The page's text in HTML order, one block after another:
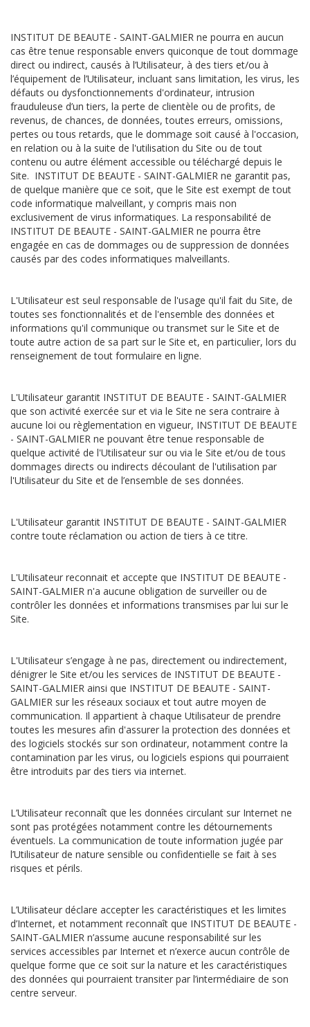
INSTITUT DE BEAUTE - SAINT-GALMIER ne pourra en aucun
cas être tenue responsable envers quiconque de tout dommage
direct ou indirect, causés à l’Utilisateur, à des tiers et/ou à
l’équipement de l’Utilisateur, incluant sans limitation, les virus, les
défauts ou dysfonctionnements d'ordinateur, intrusion
frauduleuse d’un tiers, la perte de clientèle ou de profits, de
revenus, de chances, de données, toutes erreurs, omissions,
pertes ou tous retards, que le dommage soit causé à l'occasion,
en relation ou à la suite de l'utilisation du Site ou de tout
contenu ou autre élément accessible ou téléchargé depuis le
Site. INSTITUT DE BEAUTE - SAINT-GALMIER ne garantit pas,
de quelque manière que ce soit, que le Site est exempt de tout
code informatique malveillant, y compris mais non
exclusivement de virus informatiques. La responsabilité de
INSTITUT DE BEAUTE - SAINT-GALMIER ne pourra être
engagée en cas de dommages ou de suppression de données
causés par des codes informatiques malveillants.
L'Utilisateur est seul responsable de l'usage qu'il fait du Site, de
toutes ses fonctionnalités et de l'ensemble des données et
informations qu'il communique ou transmet sur le Site et de
toute autre action de sa part sur le Site et, en particulier, lors du
renseignement de tout formulaire en ligne.
L'Utilisateur garantit INSTITUT DE BEAUTE - SAINT-GALMIER
que son activité exercée sur et via le Site ne sera contraire à
aucune loi ou règlementation en vigueur, INSTITUT DE BEAUTE
- SAINT-GALMIER ne pouvant être tenue responsable de
quelque activité de l'Utilisateur sur ou via le Site et/ou de tous
dommages directs ou indirects découlant de l'utilisation par
l'Utilisateur du Site et de l’ensemble de ses données.
L'Utilisateur garantit INSTITUT DE BEAUTE - SAINT-GALMIER
contre toute réclamation ou action de tiers à ce titre.
L'Utilisateur reconnait et accepte que INSTITUT DE BEAUTE -
SAINT-GALMIER n'a aucune obligation de surveiller ou de
contrôler les données et informations transmises par lui sur le
Site.
L'Utilisateur s’engage à ne pas, directement ou indirectement,
dénigrer le Site et/ou les services de INSTITUT DE BEAUTE -
SAINT-GALMIER ainsi que INSTITUT DE BEAUTE - SAINT-
GALMIER sur les réseaux sociaux et tout autre moyen de
communication. Il appartient à chaque Utilisateur de prendre
toutes les mesures afin d'assurer la protection des données et
des logiciels stockés sur son ordinateur, notamment contre la
contamination par les virus, ou logiciels espions qui pourraient
être introduits par des tiers via internet.
L’Utilisateur reconnaît que les données circulant sur Internet ne
sont pas protégées notamment contre les détournements
éventuels. La communication de toute information jugée par
l’Utilisateur de nature sensible ou confidentielle se fait à ses
risques et périls.
L’Utilisateur déclare accepter les caractéristiques et les limites
d’Internet, et notamment reconnaît que INSTITUT DE BEAUTE -
SAINT-GALMIER n’assume aucune responsabilité sur les
services accessibles par Internet et n’exerce aucun contrôle de
quelque forme que ce soit sur la nature et les caractéristiques
des données qui pourraient transiter par l’intermédiaire de son
centre serveur.